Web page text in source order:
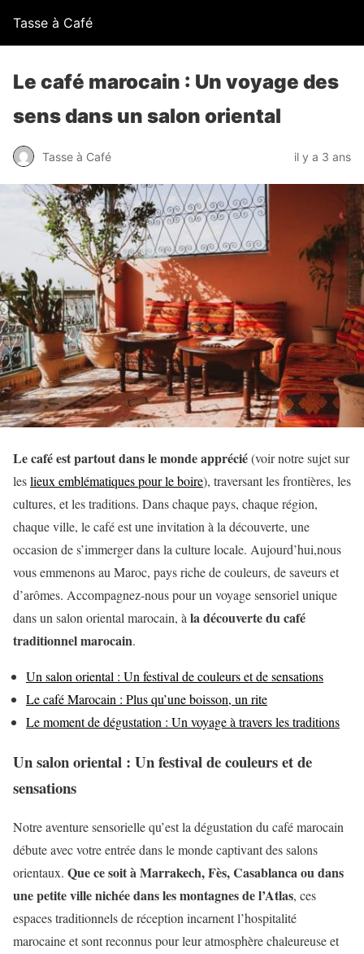
Tasse à Café
Le café marocain : Un voyage des
sens dans un salon oriental
Tasse à Café il y a 3 ans
Le café est partout dans le monde apprécié(voir notre sujet sur
leslieux emblématiques pour le boire), traversant les frontières, les
cultures, et les traditions. Dans chaque pays, chaque région,
chaque ville, le café est une invitation à la découverte, une
occasion de s’immerger dans la culture locale. Aujourd’hui,nous
vous emmenons au Maroc, pays riche de couleurs, de saveurs et
d’arômes. Accompagnez-nous pour un voyage sensoriel unique
dans un salon oriental marocain, à la découverte du café
traditionnel marocain.
Un salon oriental : Un festival de couleurs et de sensations
Le café Marocain : Plus qu’une boisson, un rite
Le moment de dégustation : Un voyage à travers les traditions
Un salon oriental : Un festival de couleurs et de
sensations
Notre aventure sensorielle qu’est la dégustation du café marocain
débute avec votre entrée dans le monde captivant des salons
orientaux. Que ce soit à Marrakech, Fès, Casablanca ou dans
une petite ville nichée dans les montagnes de l’Atlas, ces
espaces traditionnels de réception incarnent l’hospitalité
marocaine et sont reconnus pour leur atmosphère chaleureuse et